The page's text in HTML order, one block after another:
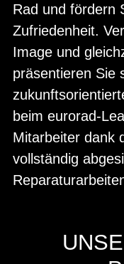
Rad und fördern
Zufriedenheit.
Image und
präsentieren Sie
beim eurorad-
Mitarbeiter dank
vollständig